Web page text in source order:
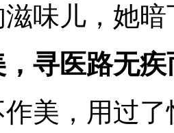
味儿，她
寻医路无疾
美，用过